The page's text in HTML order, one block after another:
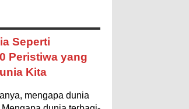
Budaya Buku
Bumi
& Statistik
Hoeda's Note
Internet
Iptek
Negara Miskin Tidak
Uang yang Banyak saja
Jawaban untuk
ini saya usahakan
Seperti
Peristiwa yang
Kita
mengapa dunia